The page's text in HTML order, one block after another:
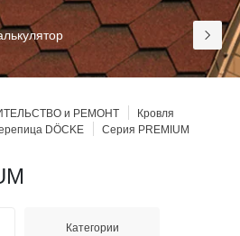
и РЕМОНТ
Кровля
DÖCKE Серия PREMIUM
Категории